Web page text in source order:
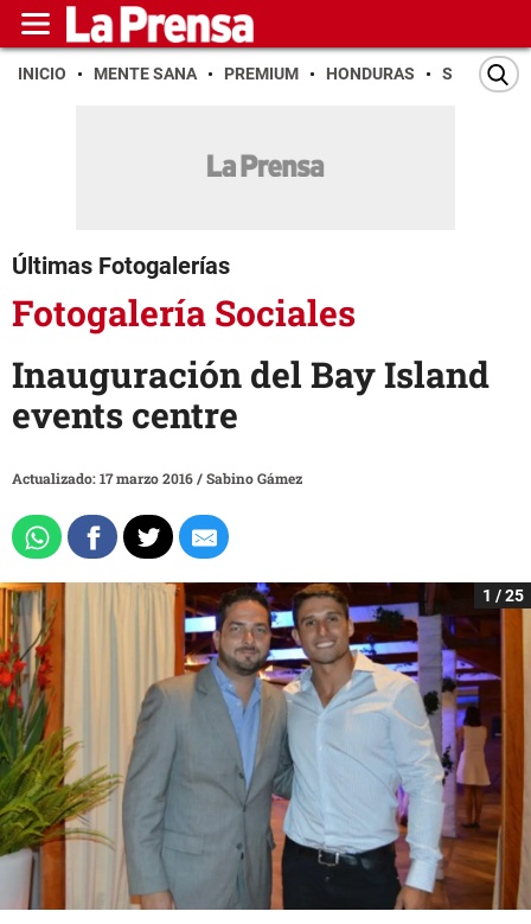
INICIO MENTE SANA PREMIUM HONDURAS SAN PEDRO
Últimas Fotogalerías
Fotogalería Sociales
Inauguración del Bay Island
events centre
Actualizado: 17 marzo 2016/Sabino Gámez
1 / 25